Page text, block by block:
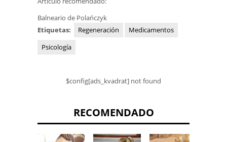
Balneario de Polańczyk
Etiquetas:
Regeneración
Medicamentos
Psicología
$config[ads_kvadrat] not found
RECOMENDADO